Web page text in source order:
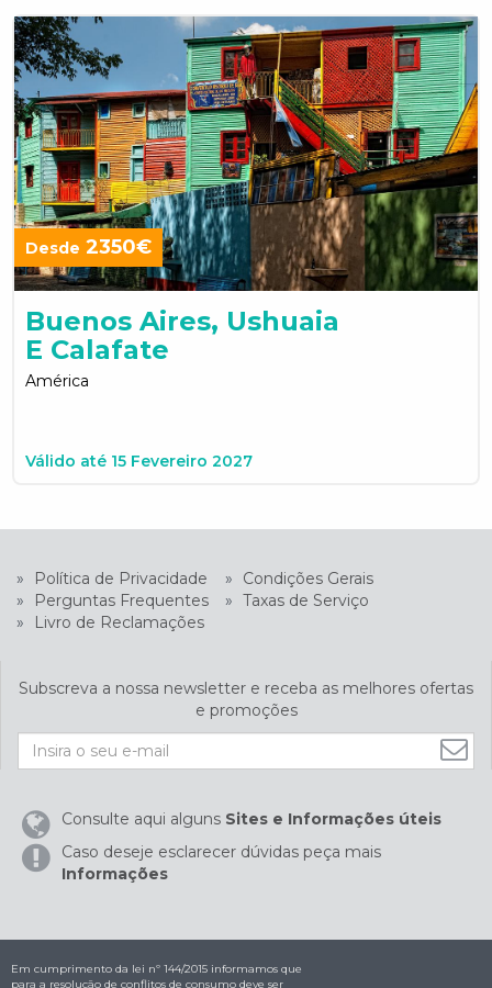
Desde 2350€
Buenos Aires, Ushuaia
E Calafate
América
Válido até 15 Fevereiro 2027
» Política de Privacidade »
Condições Gerais
»
Perguntas Frequentes » Taxas de Serviço
»
Livro de Reclamações
Subscreva a nossa newsletter e receba as melhores ofertas
e promoções
Consulte aqui alguns Sites e Informações úteis
Caso deseje esclarecer dúvidas peça mais
Informações
Em cumprimento da lei nº 144/2015 informamos que
para a resolução de conflitos de consumo deve ser